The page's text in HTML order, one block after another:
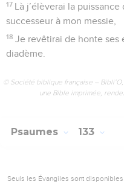
5
Jusqu’à ce que j’aie
demeure pour le puissant
6 Voici que nous en avons
l’avons trouvée dans la
marchepied !...
Que tes sacrificateurs
messie !